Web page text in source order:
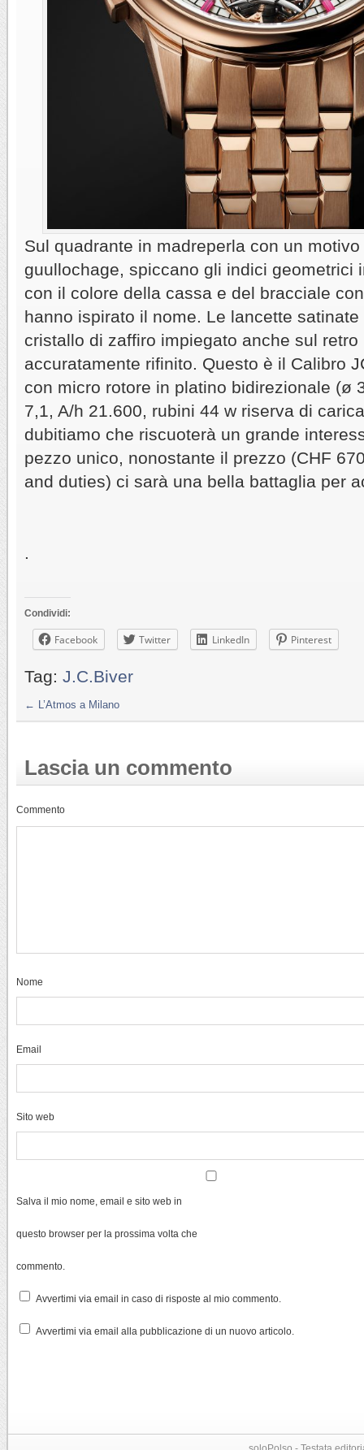
Sul quadrante in madreperla con un
guullochage, spiccano gli indici geometrici
con il colore della cassa e del bracciale
hanno ispirato il nome. Le lancette
cristallo di zaffiro impiegato anche sul
accuratamente rifinito. Questo è il Calibro
con micro rotore in platino bidirezionale (ø
7,1, A/h 21.600, rubini 44 w riserva di
dubitiamo che riscuoterà un grande
pezzo unico, nonostante il prezzo (CHF
and duties) ci sarà una bella battaglia per
Condividi:
Facebook Twitter LinkedIn Pinterest
Tag: J.C.Biver
← L’Atmos a Milano
Lascia un commento
Commento
Nome
Email
Sito web
Salva il mio nome, email e sito web in
questo browser per la prossima volta che
commento.
Avvertimi via email in caso di risposte al mio commento.
Avvertimi via email alla pubblicazione di un nuovo articolo.